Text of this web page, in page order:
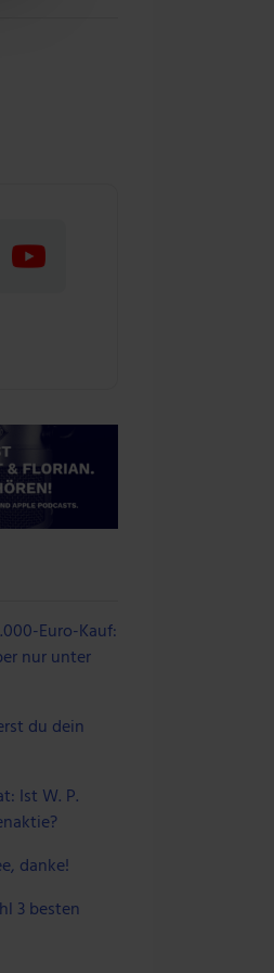
Euro-Kauf:
nur unter
du dein
Ist W. P.
danke!
3 besten